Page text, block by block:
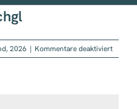
2026 | Kommentare deaktiviertfür